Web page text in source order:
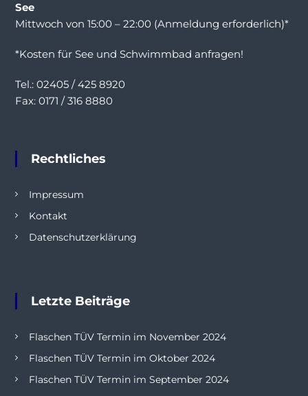
See
Mittwoch von 15:00 – 22:00 (Anmeldung erforderlich)*
*Kosten für See und Schwimmbad anfragen!
Tel.: 02405 / 425 8920
Fax: 0171 / 316 8880
Rechtliches
Impressum
Kontakt
Datenschutzerklärung
Letzte Beiträge
Flaschen TÜV Termin im November 2024
Flaschen TÜV Termin im Oktober 2024
Flaschen TÜV Termin im September 2024